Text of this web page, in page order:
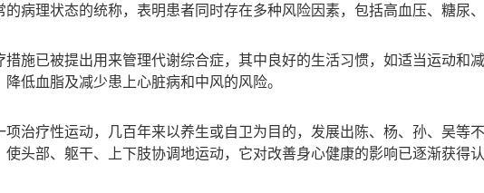
病理状态的统称，表明患者同时存在多种风险因素，包括高血压、糖尿
施已被提出用来管理代谢综合症，其中良好的生活习惯，如适当运动
低血脂及减少患上心脏病和中风的风险。
治疗性运动，几百年来以养生或自卫为目的，发展出陈、杨、孙、吴
头部、躯干、上下肢协调地运动，它对改善身心健康的影响已逐渐获